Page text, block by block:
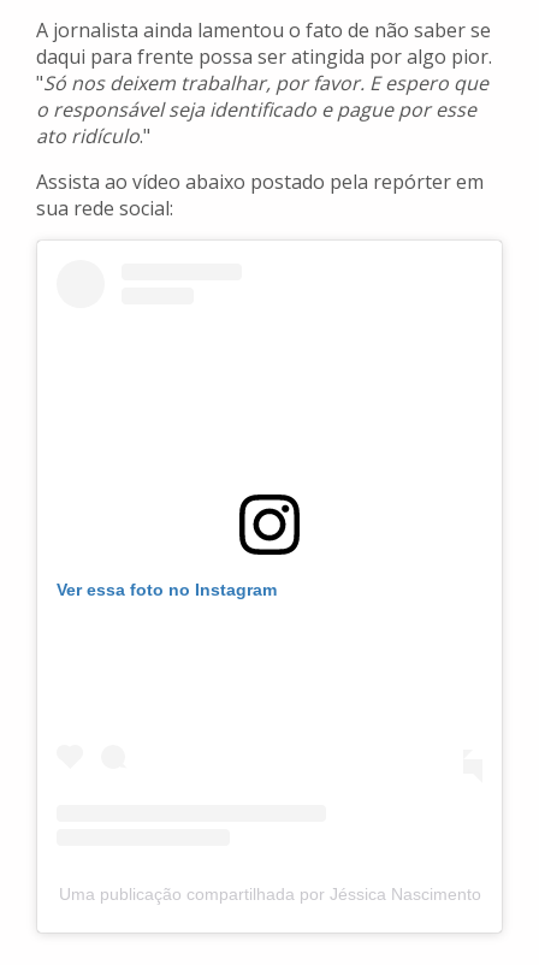
A jornalista ainda lamentou o fato de não saber se
daqui para frente possa ser atingida por algo pior.
"Só nos deixem trabalhar, por favor. E espero que
o responsável seja identificado e pague por esse
ato ridículo."
Assista ao vídeo abaixo postado pela repórter em
sua rede social:
Ver essa foto no Instagram
Uma publicação compartilhada por Jéssica Nascimento